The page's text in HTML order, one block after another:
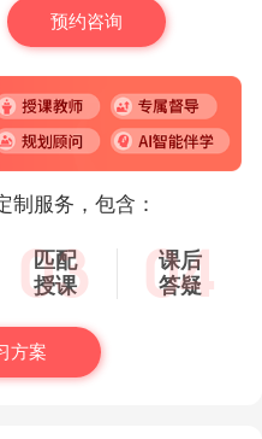
预约咨询
制服务，包含：
匹配
授课
课后
答疑
方案